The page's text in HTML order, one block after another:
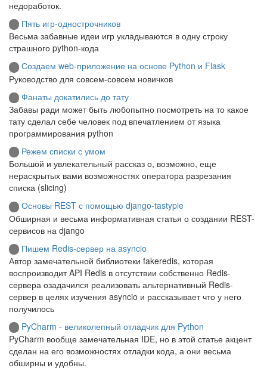
недоработок.
Пять игр-однострочников
Весьма забавные идеи игр укладываются в одну строку
страшного python-кода
Создаем web-приложение на основе Python и Flask
Руководство для совсем-совсем новичков
Фанаты докатились до тату
Забавы ради может быть любопытно посмотреть на то какое
тату сделал себе человек под впечатлением от языка
программирования python
Режем списки с умом
Большой и увлекательный рассказ о, возможно, еще
нераскрытых вами возможностях оператора разрезания
списка (slicing)
Основы REST с помощью django-tastypie
Обширная и весьма информативная статья о создании REST-
сервисов на django
Пишем Redis-сервер на asyncio
Автор замечательной библиотеки fakeredis, которая
воспроизводит API Redis в отсутствии собственно Redis-
сервера озадачился реализовать альтернативный Redis-
сервер в целях изучения asyncio и рассказывает что у него
получилось
PyCharm - великолепный отладчик для Python
PyCharm вообще замечательная IDE, но в этой статье акцент
сделан на его возможностях отладки кода, а они весьма
обширны и удобны.